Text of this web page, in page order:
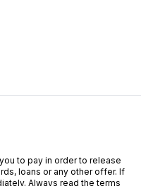
to pay in order to release
loans or any other offer. If
Always read the terms